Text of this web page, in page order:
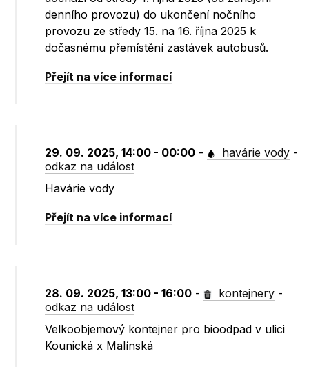
denního provozu) do ukončení nočního
provozu ze středy 15. na 16. října 2025 k
dočasnému přemístění zastávek autobusů.
Přejít na více informací
29. 09. 2025, 14:00 - 00:00 - havárie vody -
odkaz na událost
Havárie vody
Přejít na více informací
28. 09. 2025, 13:00 - 16:00 - kontejnery -
odkaz na událost
Velkoobjemový kontejner pro bioodpad v ulici
Kounická x Malínská